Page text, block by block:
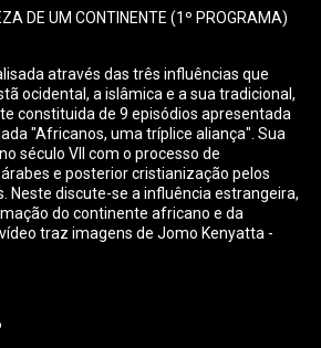
DE UM CONTINENTE (1º PROGRAMA)
através das três influências que
ocidental, a islâmica e a sua tradicional,
constituida de 9 episódios apresentada
"Africanos, uma tríplice aliança". Sua
século VII com o processo de
e posterior cristianização pelos
Neste discute-se a influência estrangeira,
do continente africano e da
traz imagens de Jomo Kenyatta -